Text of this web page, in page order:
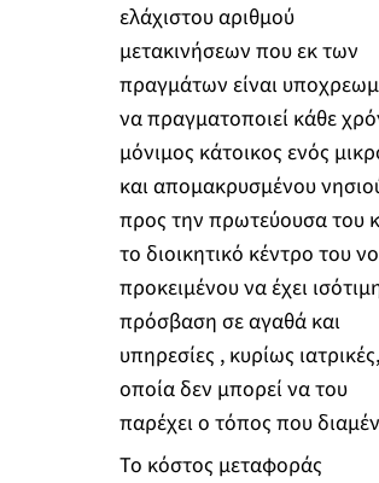
ελάχιστου αριθμού
μετακινήσεων που εκ των
πραγμάτων είναι
να πραγματοποιεί κάθε
μόνιμος κάτοικος ενός
και απομακρυσμένου
προς την πρωτεύουσα του
το διοικητικό κέντρο του
προκειμένου να έχει
πρόσβαση σε αγαθά και
υπηρεσίες , κυρίως
οποία δεν μπορεί να του
παρέχει ο τόπος που
Το κόστος μεταφοράς